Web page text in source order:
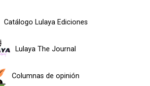
Catálogo Lulaya Ediciones
Lulaya The Journal
Columnas de opinión